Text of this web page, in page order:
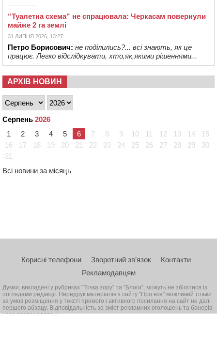
“Туалетна схема” не спрацювала: Черкасам повернули
майже 2 га землі
31 ЛИПНЯ 2026, 13:27
Петро Борисович: не поділились?... всі знають, як це
працює. Легко відслідкувати, хто,як,якими рішеннями...
АРХІВ НОВИН
Серпень 2026
1
2 3 4 5 6 7 8 9 10 11 12 13 14
15
16
17 18 19 20 21 22 23 24 25 26 27 28 29
30
31
Всі новини за місяць
Корисні телефони Зворотний зв’язок
Контакти
Рекламодавцям
Думки, викладені у рубриках "Точка зору" та "Блоги", можуть не збігатися із
поглядами редакції. Передрук матеріалів з сайту "Про все" можливий тільки
за умов розміщення у тексті прямого і активного посилання на сайт не далі
першого абзацу. Відповідальність за зміст рекламних оголошень та банерів
несе рекламодавець